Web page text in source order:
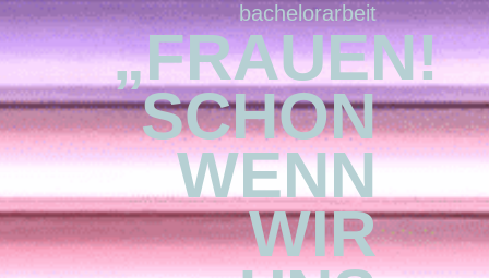
bachelorarbeit
„FRAUEN!
SCHON
WENN
WIR